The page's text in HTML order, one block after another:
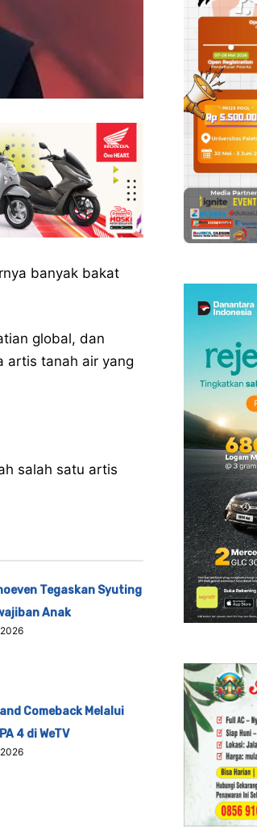
banyak bakat
global, dan
artis tanah air yang
salah satu artis
Tegaskan Syuting
Anak
Comeback Melalui
4 di WeTV